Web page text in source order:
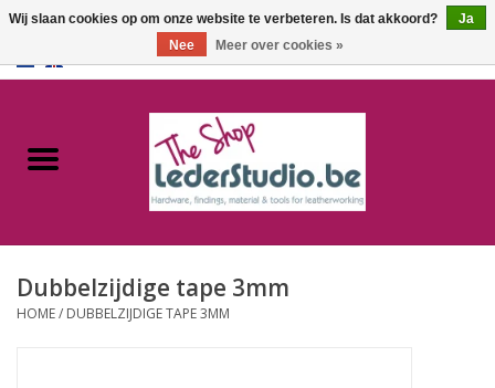
Catalogus
FAQ
Dubbelzijdige tape 3mm
HOME/ DUBBELZIJDIGE TAPE 3MM
Wij slaan cookies op om onze website te verbeteren. Is dat akkoord?
Ja
Nee
Meer over cookies »